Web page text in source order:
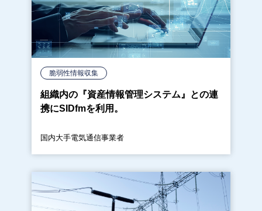
脆弱性情報収集
組織内の『資産情報管理システム』との連
携にSIDfmを利用。
国内大手電気通信事業者